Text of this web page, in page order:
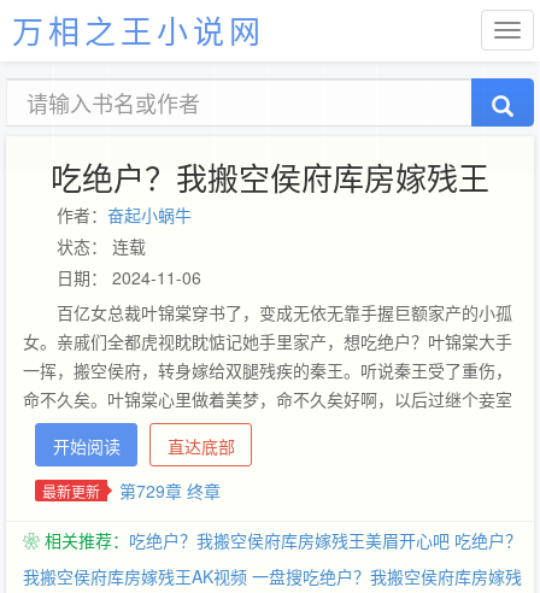
万相之王小说网
吃绝户？我搬空侯府库房嫁残王
作者： 奋起小蜗牛
状态： 连载
日期： 2024-11-06
百亿女总裁叶锦棠穿书了，变成无依无靠手握巨额家产的小孤
女。亲戚们全都虎视眈眈惦记她手里家产，想吃绝户？叶锦棠大手
一挥，搬空侯府，转身嫁给双腿残疾的秦王。听说秦王受了重伤，
命不久矣。叶锦棠心里做着美梦，命不久矣好啊，以后过继个妾室
的孩子过来，熬死秦王，她在封地没有婆婆，没有糟心的妾室，没
有难伺候的王爷，那日子想想她都能笑醒。只是，为什么左等右等
秦王没死，她还大了肚子。一个，两个，三个孩子都有了，秦王不
好的命不久矣呢？
开始阅读 直达底部
最新更新 第729章 终章
❀ 相关推荐： 吃绝户？我搬空侯府库房嫁残王美眉开心吧 吃绝户？
我搬空侯府库房嫁残王AK视频 一盘搜吃绝户？我搬空侯府库房嫁残